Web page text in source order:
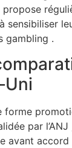
sensibiliser
gambling .
forme
par
avant accord